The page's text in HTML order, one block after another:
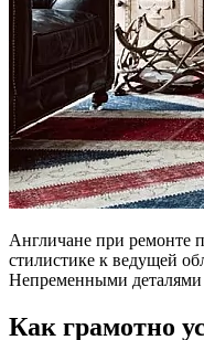
Англичане при ремонте
стилистике к ведущей
Непременными деталями
Как грамотно